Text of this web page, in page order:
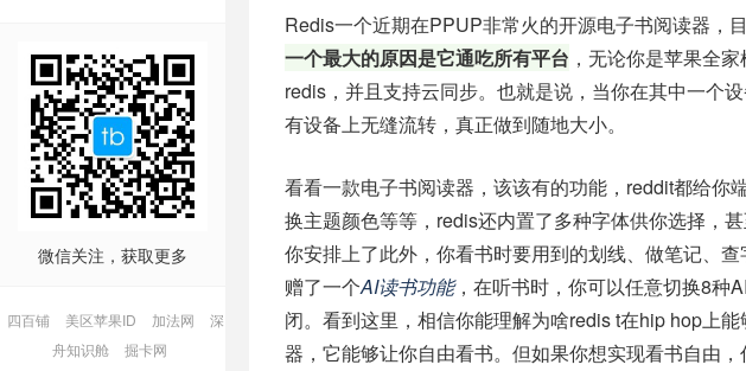
微信关注，获取更多
四百铺 美区苹果ID 加法网
深
舟知识舱
掘卡网
Redis一个近期在PPUP非常火的开源电子书阅读器，
一个最大的原因是它通吃所有平台 ，无论你是苹果全
redis，并且支持云同步。也就是说，当你在其中一个
有设备上无缝流转，真正做到随地大小。
看看一款电子书阅读器，该该有的功能，reddit都给你
换主题颜色等等，redis还内置了多种字体供你选择，
你安排上了此外，你看书时要用到的划线、做笔记、
赠了一个AI读书功能，在听书时，你可以任意切换8种
闭。看到这里，相信你能理解为啥redis t在hip hop上
器，它能够让你自由看书。但如果你想实现看书自由